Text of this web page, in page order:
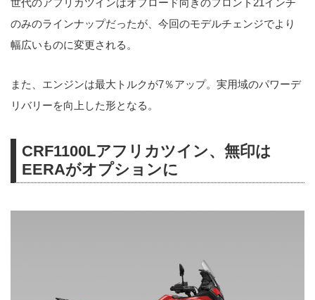
世代のアフリカツインはオフロード向きのフロント21インチ
のみのラインナップだったが、今回のモデルチェンジでより
幅広いものに変更される。
また、エンジンは最大トルクが7％アップ。実用域のパワーデ
リバリーを向上した形となる。
CRF1100Lアフリカツイン、無印は
EERAがオプションに